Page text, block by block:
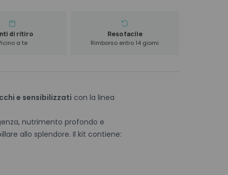
di ritiro
a te
Reso facile
Rimborso entro 14 giorni
e sensibilizzati con la linea
nutrimento profondo e
allo splendore. Il kit contiene: